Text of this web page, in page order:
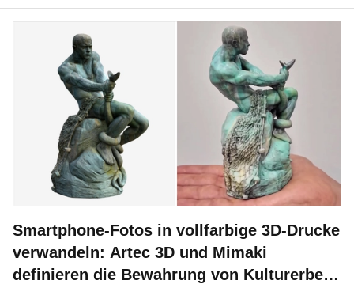
Smartphone-Fotos in vollfarbige 3D-Drucke
verwandeln: Artec 3D und Mimaki
definieren die Bewahrung von Kulturerbe